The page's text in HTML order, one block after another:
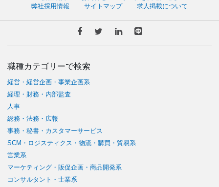
弊社採用情報
サイトマップ 求人掲載について
職種カテゴリーで検索
経営・経営企画・事業企画系
経理・財務・内部監査
人事
総務・法務・広報
事務・秘書・カスタマーサービス
SCM・ロジスティクス・物流・購買・貿易系
営業系
マーケティング・販促企画・商品開発系
コンサルタント・士業系